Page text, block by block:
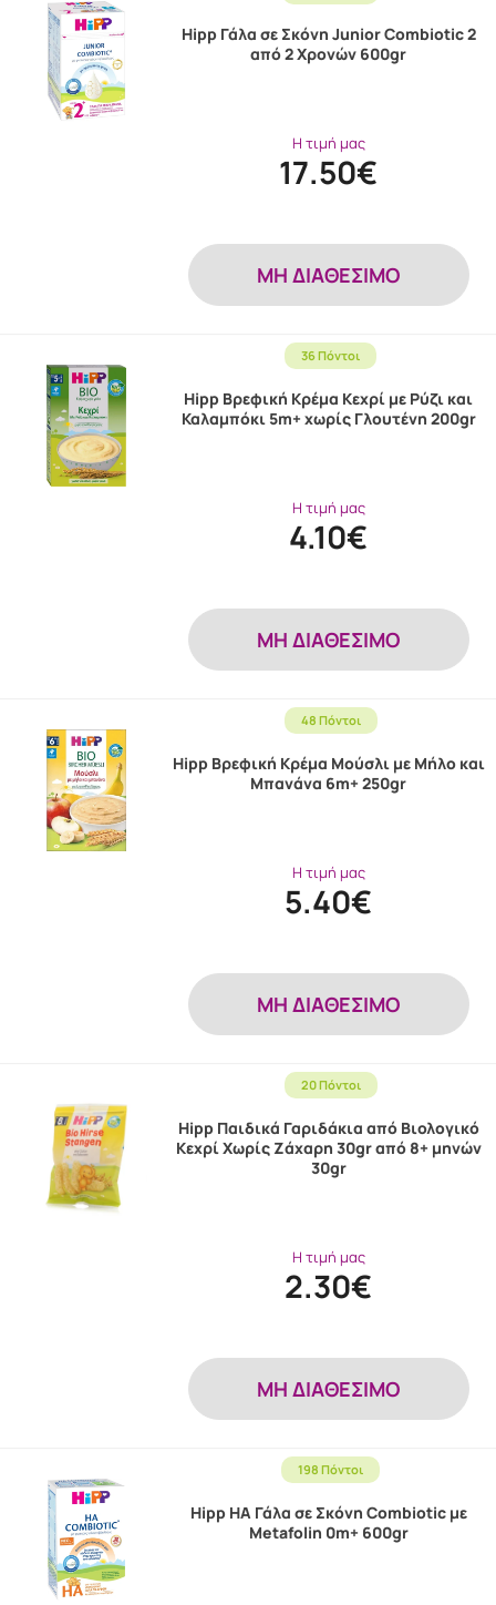
Hipp Γάλα σε Σκόνη Junior Combiotic 2
από 2 Χρονών 600gr
Η τιμή μας
17.50€
MH ΔΙΑΘΕΣΙΜΟ
36 Πόντοι
Hipp Βρεφική Κρέμα Κεχρί με Ρύζι και
Καλαμπόκι 5m+ χωρίς Γλουτένη 200gr
Η τιμή μας
4.10€
MH ΔΙΑΘΕΣΙΜΟ
48 Πόντοι
Hipp Βρεφική Κρέμα Μούσλι με Μήλο και
Μπανάνα 6m+ 250gr
Η τιμή μας
5.40€
MH ΔΙΑΘΕΣΙΜΟ
20 Πόντοι
Hipp Παιδικά Γαριδάκια από Βιολογικό
Κεχρί Χωρίς Ζάχαρη 30gr από 8+ μηνών
30gr
Η τιμή μας
2.30€
MH ΔΙΑΘΕΣΙΜΟ
198 Πόντοι
Hipp HA Γάλα σε Σκόνη Combiotic με
Metafolin 0m+ 600gr